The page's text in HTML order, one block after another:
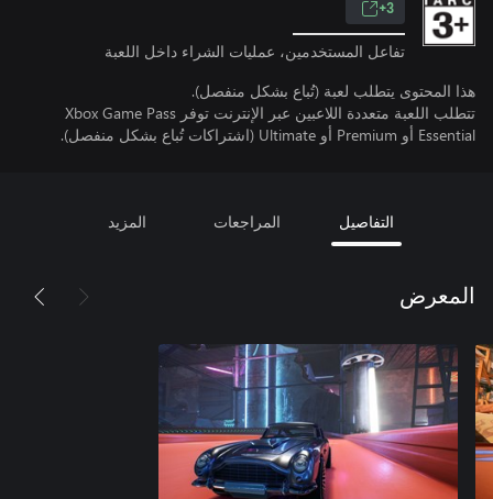
3+
تفاعل المستخدمين، عمليات الشراء داخل اللعبة
هذا المحتوى يتطلب لعبة (تُباع بشكل منفصل).
تتطلب اللعبة متعددة اللاعبين عبر الإنترنت توفر Xbox Game Pass
Essential أو Premium أو Ultimate (اشتراكات تُباع بشكل منفصل).
التفاصيل المراجعات المزيد
المعرض